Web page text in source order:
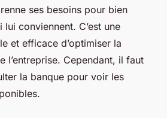
ses besoins pour bien
conviennent. C’est une
et efficace d’optimiser la
l’entreprise. Cependant, il faut
la banque pour voir les